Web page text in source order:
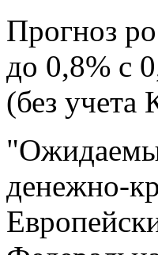
Прогноз
до 0,8% с
(без учета
денежно-